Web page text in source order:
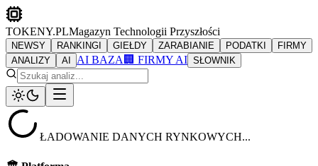
TOKENY.PLMagazyn Technologii Przyszłości
NEWSY RANKINGI GIEŁDY ZARABIANIE PODATKI
FIRMY
ANALIZY
AI AI BAZA 🏢 FIRMY AI SŁOWNIK
ŁADOWANIE DANYCH RYNKOWYCH...